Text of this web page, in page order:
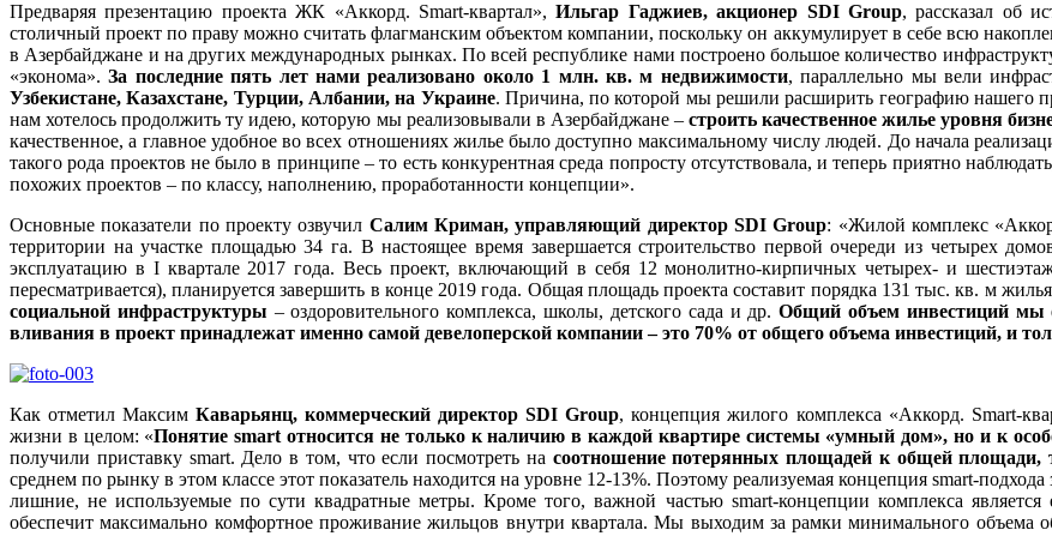
Предваряя презентацию проекта ЖК «Аккорд. Smart-квартал»,Ильгар Гаджиев, акционер SDI Group, рассказал об
столичный проект по праву можно считать флагманским объектом компании, поскольку он аккумулирует в себе всю
в Азербайджане и на других международных рынках. По всей республике нами построено большое количество
«эконома».За последние пять лет нами реализовано около 1 млн. кв. м недвижимости, параллельно мы вели
Узбекистане, Казахстане, Турции, Албании, на Украине. Причина, по которой мы решили расширить географию нашего
нам хотелось продолжить ту идею, которую мы реализовывали в Азербайджане – строить качественное жилье уровня
качественное, а главное удобное во всех отношениях жилье было доступно максимальному числу людей. До начала
такого рода проектов не было в принципе – то есть конкурентная среда попросту отсутствовала, и теперь приятно
похожих проектов – по классу, наполнению, проработанности концепции».
Основные показатели по проекту озвучил Салим Криман, управляющий директор SDI Group: «Жилой комплекс
территории на участке площадью 34 га. В настоящее время завершается строительство первой очереди из четырех
эксплуатацию в I квартале 2017 года. Весь проект, включающий в себя 12 монолитно-кирпичных четырех- и
пересматривается), планируется завершить в конце 2019 года. Общая площадь проекта составит порядка 131 тыс. кв. м
социальной инфраструктуры – оздоровительного комплекса, школы, детского сада и др.Общий объем инвестиций мы
вливания в проект принадлежат именно самой девелоперской компании – это 70% от общего объема инвестиций, и
Как отметил МаксимКаварьянц, коммерческий директорSDIGroup, концепция жилого комплекса «Аккорд. Smart-
жизни в целом: «Понятие smart относится не только к наличию в каждой квартире системы «умный дом», но и к
получили приставку smart. Дело в том, что если посмотреть на соотношение потерянных площадей к общей площади,
среднем по рынку в этом классе этот показатель находится на уровне 12-13%. Поэтому реализуемая концепция smart-
лишние, не используемые по сути квадратные метры. Кроме того, важной частью smart-концепции комплекса является
обеспечит максимально комфортное проживание жильцов внутри квартала. Мы выходим за рамки минимального объема